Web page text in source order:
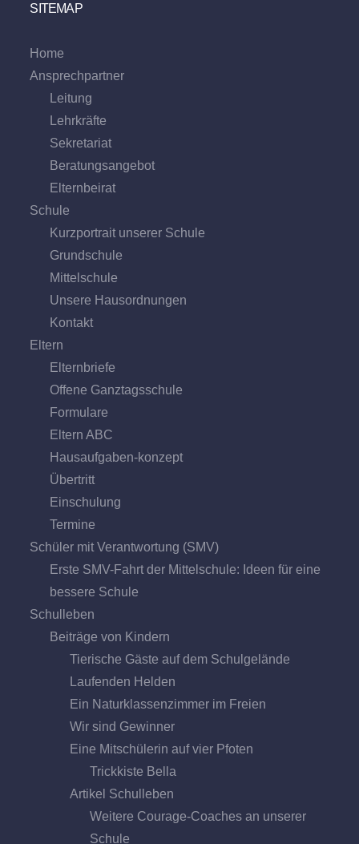
SITEMAP
Home
Ansprechpartner
Leitung
Lehrkräfte
Sekretariat
Beratungs­angebot
Eltern­beirat
Schule
Kurzportrait unserer Schule
Grund­schule
Mittel­schule
Unsere Hausordnungen
Kontakt
Eltern
Elternbriefe
Offene Ganz­tags­schule
Formulare
Eltern ABC
Hausaufgaben-konzept
Übertritt
Einschulung
Termine
Schüler mit Verantwortung (SMV)
Erste SMV-Fahrt der Mittelschule: Ideen für eine
bessere Schule
Schulleben
Beiträge von Kindern
Tierische Gäste auf dem Schulgelände
Laufenden Helden
Ein Naturklassenzimmer im Freien
Wir sind Gewinner
Eine Mitschülerin auf vier Pfoten
Trickkiste Bella
Artikel Schulleben
Weitere Courage-Coaches an unserer
Schule